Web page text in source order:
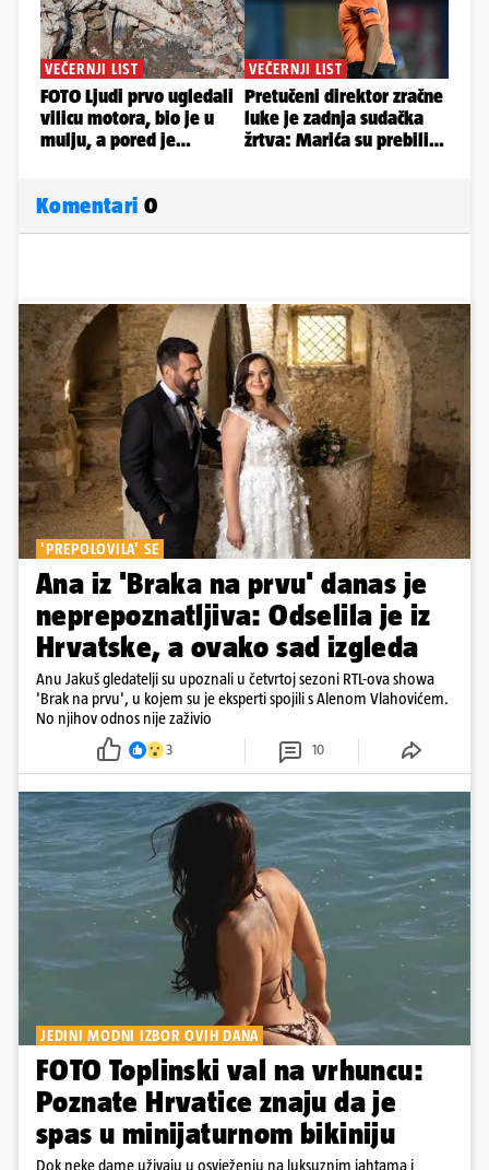
Komentari 0
'PREPOLOVILA' SE
Ana iz 'Braka na prvu' danas je
neprepoznatljiva: Odselila je iz
Hrvatske, a ovako sad izgleda
Anu Jakuš gledatelji su upoznali u četvrtoj sezoni RTL-ova showa
'Brak na prvu', u kojem su je eksperti spojili s Alenom Vlahovićem.
No njihov odnos nije zaživio
3 10
JEDINI MODNI IZBOR OVIH DANA
FOTO Toplinski val na vrhuncu:
Poznate Hrvatice znaju da je
spas u minijaturnom bikiniju
Dok neke dame uživaju u osvježenju na luksuznim jahtama i